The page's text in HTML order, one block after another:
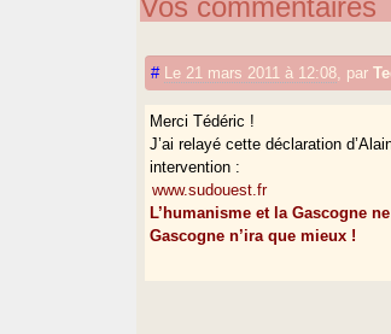
# Le 21 mars 2011 à 12:08 par
Merci Tédéric !
J’ai relayé cette déclaration
intervention :
www.sudouest.fr
L’humanisme et la Gascogne
Gascogne n’ira que mieux !